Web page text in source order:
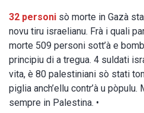
32 personi sò morte in Gazà
novu tiru israelianu. Frà i quali
morte 509 personi sott’à e
principiu di a tregua. 4 suldati
vita, è 80 palestiniani sò stati
piglia anch’ellu contr’à u
sempre in Palestina. •